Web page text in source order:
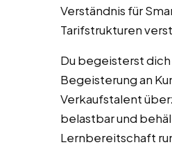
Verständnis für
Tarifstrukturen
Du begeisterst
Begeisterung an
Verkaufstalent
belastbar und
Lernbereitschaft